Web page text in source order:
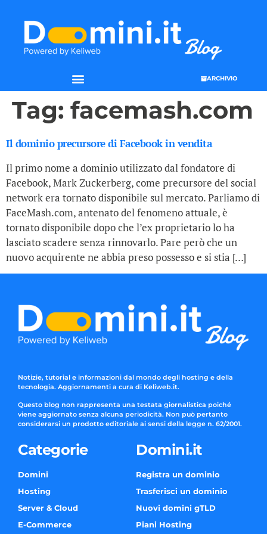
ARCHIVIO
Tag: facemash.com
Il dominio precursore di Facebook in vendita
Il primo nome a dominio utilizzato dal fondatore di
Facebook, Mark Zuckerberg, come precursore del social
network era tornato disponibile sul mercato. Parliamo di
FaceMash.com, antenato del fenomeno attuale, è
tornato disponibile dopo che l’ex proprietario lo ha
lasciato scadere senza rinnovarlo. Pare però che un
nuovo acquirente ne abbia preso possesso e si stia […]
Notizie, tutorial e informazioni dal mondo degli hosting e della
tecnologia. Aggiornamenti a cura di Keliweb.it.
Questo blog non rappresenta una testata giornalistica poiché
viene aggiornato senza alcuna periodicità. Non può pertanto
considerarsi un prodotto editoriale ai sensi della legge n. 62/2001.
Categorie
Domini
Hosting
Server & Cloud
E-Commerce
Domini.it
Registra un dominio
Trasferisci un dominio
Nuovi domini gTLD
Piani Hosting